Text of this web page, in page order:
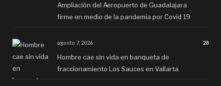
Ampliación del Aeropuerto de Guadalajara
firme en medio de la pandemia por Covid 19
agosto 7, 2026 28
Hombre cae sin vida en banqueta de
fraccionamiento Los Sauces en Vallarta